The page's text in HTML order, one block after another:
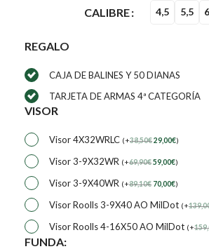
CALIBRE
4,5 5,5
REGALO
CAJA DE BALINES Y 50 DIANAS
TARJETA DE ARMAS 4ª CATEGORÍA
VISOR
Visor 4X32WRLC (+38,50€29,00€)
Visor 3-9X32WR (+69,90€59,00€)
Visor 3-9X40WR (+89,10€ 70,00€)
Visor Roolls 3-9X40 AO MilDot (+
Visor Roolls 4-16X50 AO MilDot (+
FUNDA: